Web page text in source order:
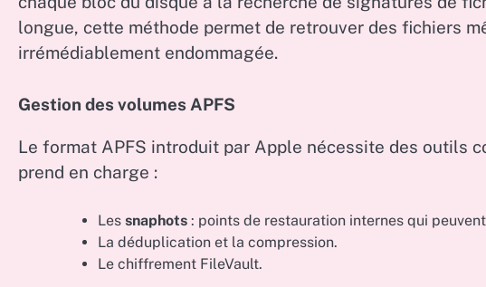
longue, cette méthode permet de retrouver des fichiers
irrémédiablement endommagée.
Gestion des volumes APFS
Le format APFS introduit par Apple nécessite des outils
prend en charge :
Les snaphots : points de restauration internes qui
La déduplication et la compression.
Le chiffrement FileVault.